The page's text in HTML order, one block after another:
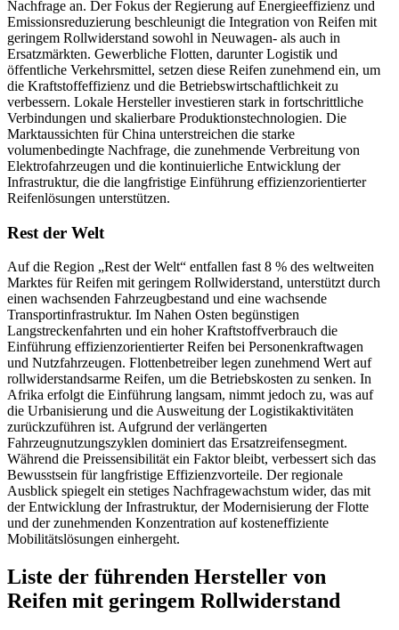
Nachfrage an. Der Fokus der Regierung auf Energieeffizienz und
Emissionsreduzierung beschleunigt die Integration von Reifen mit
geringem Rollwiderstand sowohl in Neuwagen- als auch in
Ersatzmärkten. Gewerbliche Flotten, darunter Logistik und
öffentliche Verkehrsmittel, setzen diese Reifen zunehmend ein, um
die Kraftstoffeffizienz und die Betriebswirtschaftlichkeit zu
verbessern. Lokale Hersteller investieren stark in fortschrittliche
Verbindungen und skalierbare Produktionstechnologien. Die
Marktaussichten für China unterstreichen die starke
volumenbedingte Nachfrage, die zunehmende Verbreitung von
Elektrofahrzeugen und die kontinuierliche Entwicklung der
Infrastruktur, die die langfristige Einführung effizienzorientierter
Reifenlösungen unterstützen.
Rest der Welt
Auf die Region „Rest der Welt“ entfallen fast 8 % des weltweiten
Marktes für Reifen mit geringem Rollwiderstand, unterstützt durch
einen wachsenden Fahrzeugbestand und eine wachsende
Transportinfrastruktur. Im Nahen Osten begünstigen
Langstreckenfahrten und ein hoher Kraftstoffverbrauch die
Einführung effizienzorientierter Reifen bei Personenkraftwagen
und Nutzfahrzeugen. Flottenbetreiber legen zunehmend Wert auf
rollwiderstandsarme Reifen, um die Betriebskosten zu senken. In
Afrika erfolgt die Einführung langsam, nimmt jedoch zu, was auf
die Urbanisierung und die Ausweitung der Logistikaktivitäten
zurückzuführen ist. Aufgrund der verlängerten
Fahrzeugnutzungszyklen dominiert das Ersatzreifensegment.
Während die Preissensibilität ein Faktor bleibt, verbessert sich das
Bewusstsein für langfristige Effizienzvorteile. Der regionale
Ausblick spiegelt ein stetiges Nachfragewachstum wider, das mit
der Entwicklung der Infrastruktur, der Modernisierung der Flotte
und der zunehmenden Konzentration auf kosteneffiziente
Mobilitätslösungen einhergeht.
Liste der führenden Hersteller von
Reifen mit geringem Rollwiderstand